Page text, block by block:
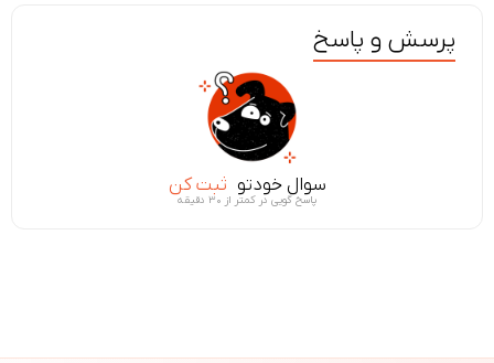
پرسش و پاسخ
سوال خودتو ثبت کن
پاسخ گویی در کمتر از ۳۰ دقیقه